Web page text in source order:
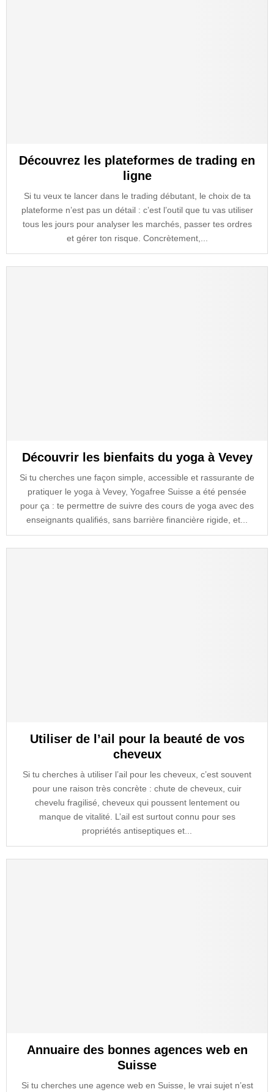
Découvrez les plateformes de trading en
ligne
Si tu veux te lancer dans le trading débutant, le choix de ta
plateforme n’est pas un détail : c’est l’outil que tu vas utiliser
tous les jours pour analyser les marchés, passer tes ordres
et gérer ton risque. Concrètement,...
Découvrir les bienfaits du yoga à Vevey
Si tu cherches une façon simple, accessible et rassurante de
pratiquer le yoga à Vevey, Yogafree Suisse a été pensée
pour ça : te permettre de suivre des cours de yoga avec des
enseignants qualifiés, sans barrière financière rigide, et...
Utiliser de l’ail pour la beauté de vos
cheveux
Si tu cherches à utiliser l’ail pour les cheveux, c’est souvent
pour une raison très concrète : chute de cheveux, cuir
chevelu fragilisé, cheveux qui poussent lentement ou
manque de vitalité. L’ail est surtout connu pour ses
propriétés antiseptiques et...
Annuaire des bonnes agences web en
Suisse
Si tu cherches une agence web en Suisse, le vrai sujet n’est